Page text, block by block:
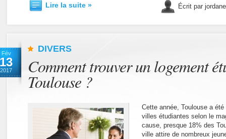
Lire la suite » Écrit par
Fév
13
2017
DIVERS
Comment trouver un logement
Toulouse ?
Cette année, Toulouse a
villes étudiantes selon le
cause, presque 18% des
ville attire de nombreux